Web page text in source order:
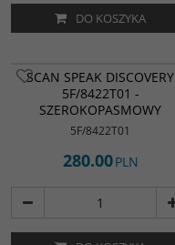
DO KOSZYKA
SCAN SPEAK DISCOVERY
5F/8422T01 -
SZEROKOPASMOWY
5F/8422T01
280.00PLN